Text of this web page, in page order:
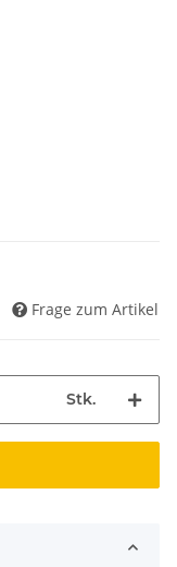
Frage zum Artikel
Stk.